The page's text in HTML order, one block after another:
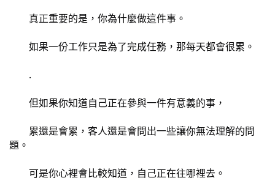
	真正重要的是，你為什麼做這件事。
	如果一份工作只是為了完成任務，那每天都會很累。
	.
	但如果你知道自己正在參與一件有意義的事，
題。
	可是你心裡會比較知道，自己正在往哪裡去。